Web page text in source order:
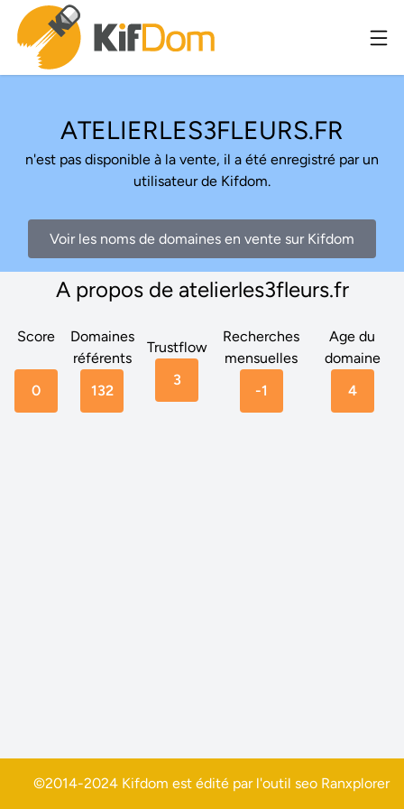
ATELIERLES3FLEURS.FR
n'est pas disponible à la vente, il a été enregistré par un
utilisateur de Kifdom.
Voir les noms de domaines en vente sur Kifdom
A propos de atelierles3fleurs.fr
Score
0
Domaines
référents
132
Trustflow
3
Recherches
mensuelles
-1
Age du
domaine
4
©2014-2024 Kifdom est édité par l'outil seo Ranxplorer